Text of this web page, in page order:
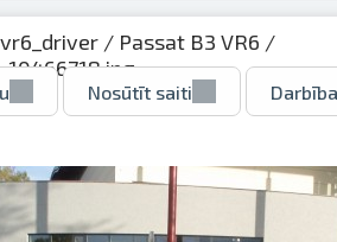
vr6_driver/ Passat B3 VR6 /
10466718.jpg
Nosūtīt saiti